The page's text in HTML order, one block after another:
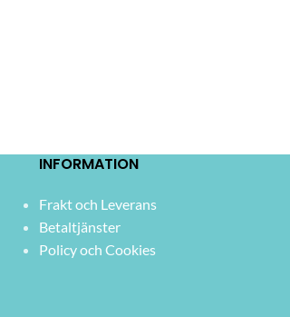
INFORMATION
Frakt och Leverans
Betaltjänster
Policy och Cookies